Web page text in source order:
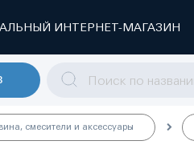
ИНТЕРНЕТ-МАГАЗИН
смесители и аксессуары